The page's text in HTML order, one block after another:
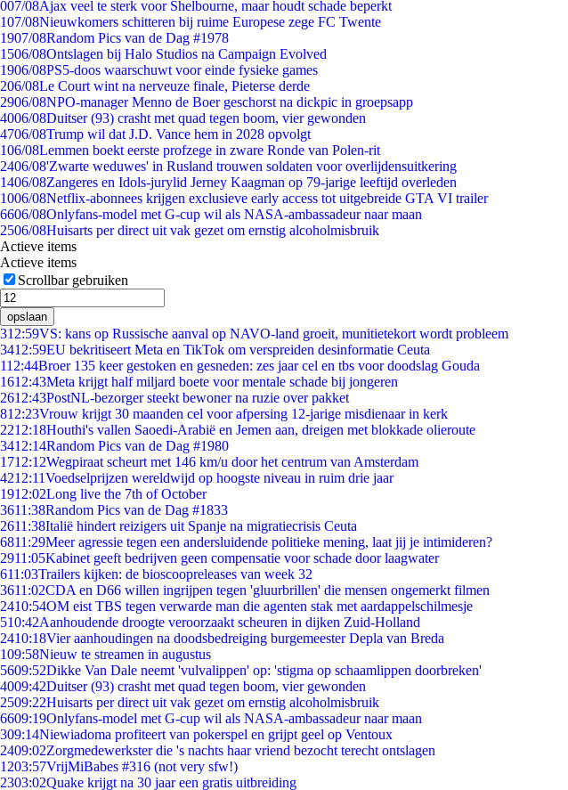
007/08Ajax veel te sterk voor Shelbourne, maar houdt schade beperkt
107/08Nieuwkomers schitteren bij ruime Europese zege FC Twente
1907/08Random Pics van de Dag #1978
1506/08Ontslagen bij Halo Studios na Campaign Evolved
1906/08PS5-doos waarschuwt voor einde fysieke games
206/08Le Court wint na nerveuze finale, Pieterse derde
2906/08NPO-manager Menno de Boer geschorst na dickpic in groepsapp
4006/08Duitser (93) crasht met quad tegen boom, vier gewonden
4706/08Trump wil dat J.D. Vance hem in 2028 opvolgt
106/08Lemmen boekt eerste profzege in zware Ronde van Polen-rit
2406/08'Zwarte weduwes' in Rusland trouwen soldaten voor overlijdensuitkering
1406/08Zangeres en Idols-jurylid Jerney Kaagman op 79-jarige leeftijd overleden
1006/08Netflix-abonnees krijgen exclusieve early access tot uitgebreide GTA VI trailer
6606/08Onlyfans-model met G-cup wil als NASA-ambassadeur naar maan
2506/08Huisarts per direct uit vak gezet om ernstig alcoholmisbruik
Actieve items
Actieve items
Scrollbar gebruiken
opslaan
312:59VS: kans op Russische aanval op NAVO-land groeit, munitietekort wordt probleem
3412:59EU bekritiseert Meta en TikTok om verspreiden desinformatie Ceuta
112:44Broer 135 keer gestoken en gesneden: zes jaar cel en tbs voor doodslag Gouda
1612:43Meta krijgt half miljard boete voor mentale schade bij jongeren
2612:43PostNL-bezorger steekt bewoner na ruzie over pakket
812:23Vrouw krijgt 30 maanden cel voor afpersing 12-jarige misdienaar in kerk
2212:18Houthi's vallen Saoedi-Arabië en Jemen aan, dreigen met blokkade olieroute
3412:14Random Pics van de Dag #1980
1712:12Wegpiraat scheurt met 146 km/u door het centrum van Amsterdam
4212:11Voedselprijzen wereldwijd op hoogste niveau in ruim drie jaar
1912:02Long live the 7th of October
3611:38Random Pics van de Dag #1833
2611:38Italië hindert reizigers uit Spanje na migratiecrisis Ceuta
6811:29Meer agressie tegen een andersluidende politieke mening, laat jij je intimideren?
2911:05Kabinet geeft bedrijven geen compensatie voor schade door laagwater
611:03Trailers kijken: de bioscoopreleases van week 32
3611:02CDA en D66 willen ingrijpen tegen 'gluurbrillen' die mensen ongemerkt filmen
2410:54OM eist TBS tegen verwarde man die agenten stak met aardappelschilmesje
510:42Aanhoudende droogte veroorzaakt scheuren in dijken Zuid-Holland
2410:18Vier aanhoudingen na doodsbedreiging burgemeester Depla van Breda
109:58Nieuw te streamen in augustus
5609:52Dikke Van Dale neemt 'vulvalippen' op: 'stigma op schaamlippen doorbreken'
4009:42Duitser (93) crasht met quad tegen boom, vier gewonden
2509:22Huisarts per direct uit vak gezet om ernstig alcoholmisbruik
6609:19Onlyfans-model met G-cup wil als NASA-ambassadeur naar maan
309:14Niewiadoma profiteert van pokerspel en grijpt geel op Ventoux
2409:02Zorgmedewerkster die 's nachts haar vriend bezocht terecht ontslagen
1203:57VrijMiBabes #316 (not very sfw!)
2303:02Quake krijgt na 30 jaar een gratis uitbreiding